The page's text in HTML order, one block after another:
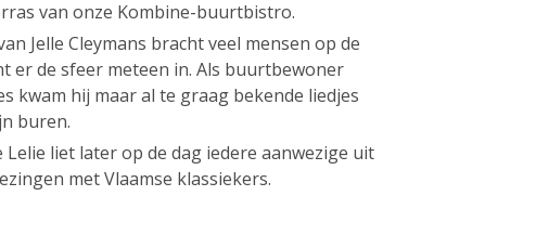
van onze Kombine-buurtbistro.
Jelle Cleymans bracht veel mensen op de
er de sfeer meteen in. Als buurtbewoner
kwam hij maar al te graag bekende liedjes
buren.
Lelie liet later op de dag iedere aanwezige uit
met Vlaamse klassiekers.